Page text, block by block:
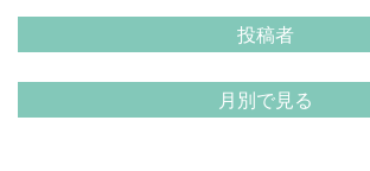
投稿者
月別で見る